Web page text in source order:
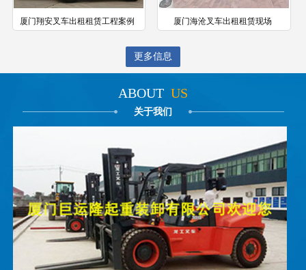
厦门翔安叉车出租租赁工程案例 厦门海沧叉车出租租赁现场
更多信息
ABOUT US
关于我们